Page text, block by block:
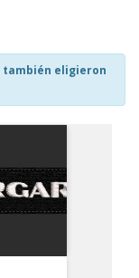
eligieron